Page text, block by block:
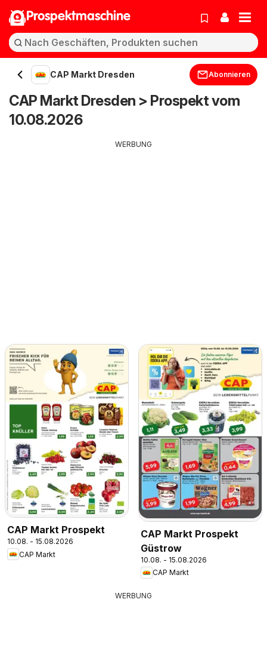
Prospektmaschine
CAP Markt Dresden Abonnieren
CAP Markt Dresden > Prospekt vom
10.08.2026
WERBUNG
CAP Markt Prospekt
10.08. - 15.08.2026
CAP Markt
CAP Markt Prospekt
Güstrow
10.08. - 15.08.2026
CAP Markt
WERBUNG